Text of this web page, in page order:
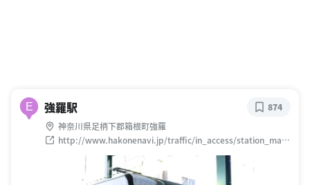
E 強羅駅
神奈川県足柄下郡箱根町強羅
http://www.hakonenavi.jp/traffic/in_access/station_map/
874